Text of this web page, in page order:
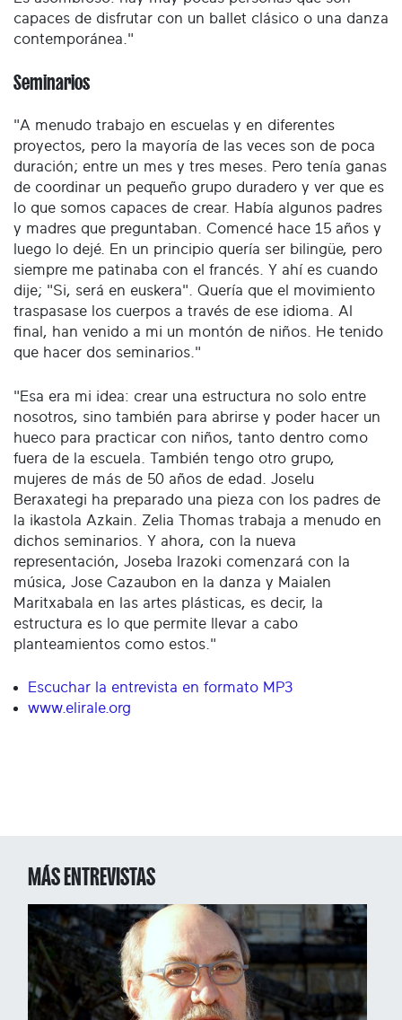
capaces de disfrutar con un ballet clásico o una danza
contemporánea."
Seminarios
"A menudo trabajo en escuelas y en diferentes
proyectos, pero la mayoría de las veces son de poca
duración; entre un mes y tres meses. Pero tenía ganas
de coordinar un pequeño grupo duradero y ver que es
lo que somos capaces de crear. Había algunos padres
y madres que preguntaban. Comencé hace 15 años y
luego lo dejé. En un principio quería ser bilingüe, pero
siempre me patinaba con el francés. Y ahí es cuando
dije; "Si, será en euskera". Quería que el movimiento
traspasase los cuerpos a través de ese idioma. Al
final, han venido a mi un montón de niños. He tenido
que hacer dos seminarios."
"Esa era mi idea: crear una estructura no solo entre
nosotros, sino también para abrirse y poder hacer un
hueco para practicar con niños, tanto dentro como
fuera de la escuela. También tengo otro grupo,
mujeres de más de 50 años de edad. Joselu
Beraxategi ha preparado una pieza con los padres de
la ikastola Azkain. Zelia Thomas trabaja a menudo en
dichos seminarios. Y ahora, con la nueva
representación, Joseba Irazoki comenzará con la
música, Jose Cazaubon en la danza y Maialen
Maritxabala en las artes plásticas, es decir, la
estructura es lo que permite llevar a cabo
planteamientos como estos."
Escuchar la entrevista en formato MP3
www.elirale.org
MÁS ENTREVISTAS